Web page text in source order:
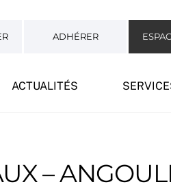
ADHÉRER
ACTUALITÉS
–